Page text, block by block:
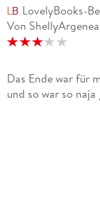
LovelyBooks-
Von
Das Ende war für
und so war so naja